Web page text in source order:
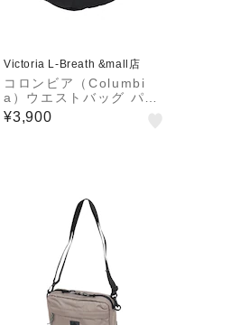
Victoria L-Breath &mall店
コロンビア（Columbi
a）ウエストバッグ パナ
シーアショルダー PU88
01 010
¥3,900